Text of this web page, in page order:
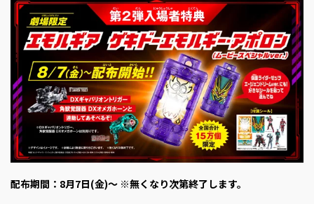
配布期間： 8月7日(金)～ ※無くなり次第終了します。